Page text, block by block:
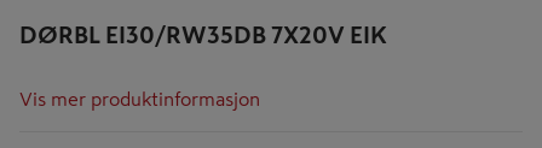
DØRBL EI30/RW35DB 7X20V EIK
Vis mer produktinformasjon